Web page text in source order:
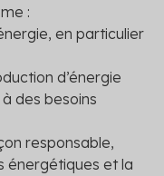
:
en particulier
d’énergie
des besoins
responsable,
énergétiques et la